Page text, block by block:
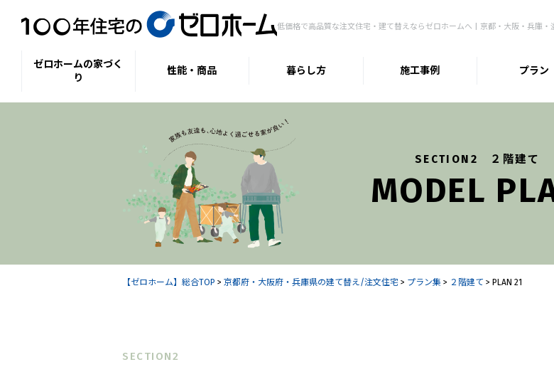
低価格で高品質な注文住宅・建て替えならゼロホームへ | 京都・大阪・兵庫・
ゼロホームの家づく
り
性能・商品 暮らし方 施工事例 プラン
MODEL
SECTION2 ２階建て
【ゼロホーム】総合TOP > 京都府・大阪府・兵庫県の建て替え/注文住宅 > プラン集 > ２階建て > PLAN 21
SECTION2